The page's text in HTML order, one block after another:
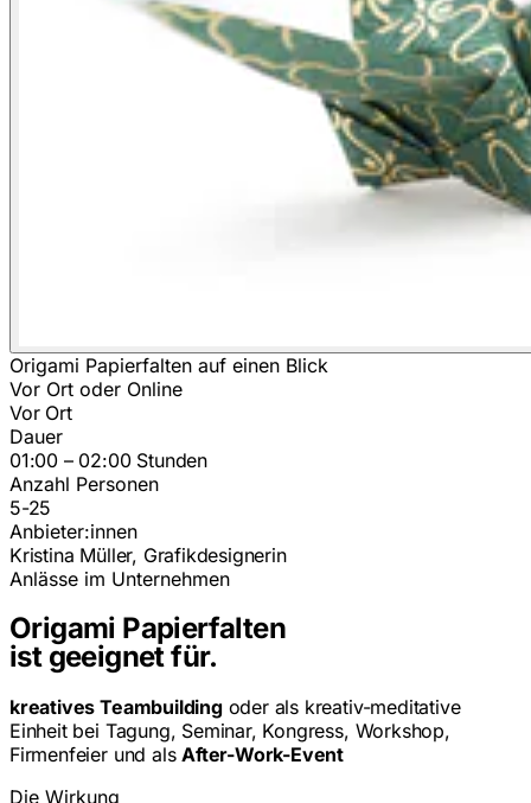
Origami Papierfalten auf einen Blick
Vor Ort oder Online
Vor Ort
Dauer
01:00 – 02:00 Stunden
Anzahl Personen
5-25
Anbieter:innen
Kristina Müller, Grafikdesignerin
Anlässe im Unternehmen
Origami Papierfalten
ist geeignet für.
kreatives Teambuildingoder als kreativ-meditative
Einheit bei Tagung, Seminar, Kongress, Workshop,
Firmenfeier und alsAfter-Work-Event
Die Wirkung